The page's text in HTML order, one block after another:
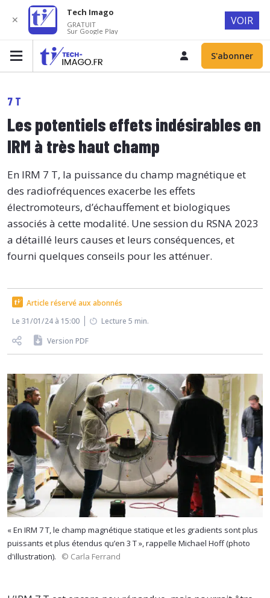
S'abonner
7 T
Les potentiels effets indésirables en
IRM à très haut champ
En IRM 7 T, la puissance du champ magnétique et
des radiofréquences exacerbe les effets
électromoteurs, d’échauffement et biologiques
associés à cette modalité. Une session du RSNA 2023
a détaillé leurs causes et leurs conséquences, et
fourni quelques conseils pour les atténuer.
Article réservé aux abonnés
Le 31/01/24 à 15:00
Lecture 5 min.
Version PDF
« En IRM 7 T, le champ magnétique statique et les gradients sont plus
puissants et plus étendus qu’en 3 T », rappelle Michael Hoff (photo
d'illustration).
© Carla Ferrand
✕
Tech Imago
GRATUIT
Sur Google Play
VOIR